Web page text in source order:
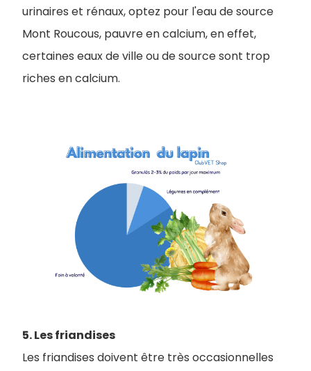
urinaires et rénaux, optez pour l'eau de source
Mont Roucous, pauvre en calcium, en effet,
certaines eaux de ville ou de source sont trop
riches en calcium.
5. Les friandises
Les friandises doivent être très occasionnelles